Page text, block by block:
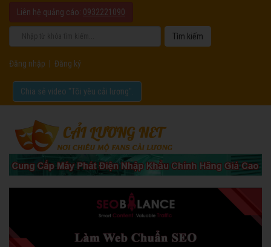
Liên hệ quảng cáo: 0932221090
Đăng nhập Đăng ký
Chia sẻ video "Tôi yêu cải lương".